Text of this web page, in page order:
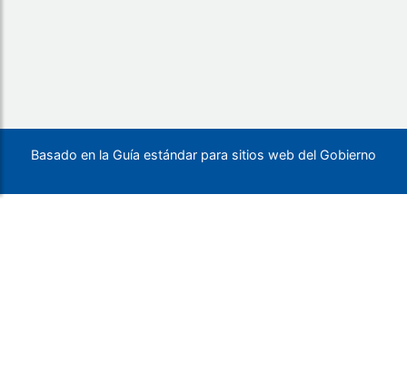
Basado en la Guía estándar para sitios web del Gobierno